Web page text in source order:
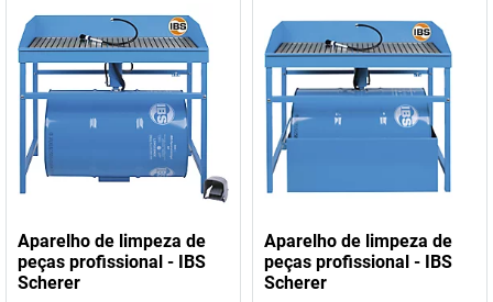
Aparelho de limpeza de
peças profissional - IBS
Scherer
Aparelho de limpeza de
peças profissional - IBS
Scherer